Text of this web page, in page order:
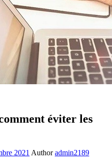
éviter les
2021 Author admin2189